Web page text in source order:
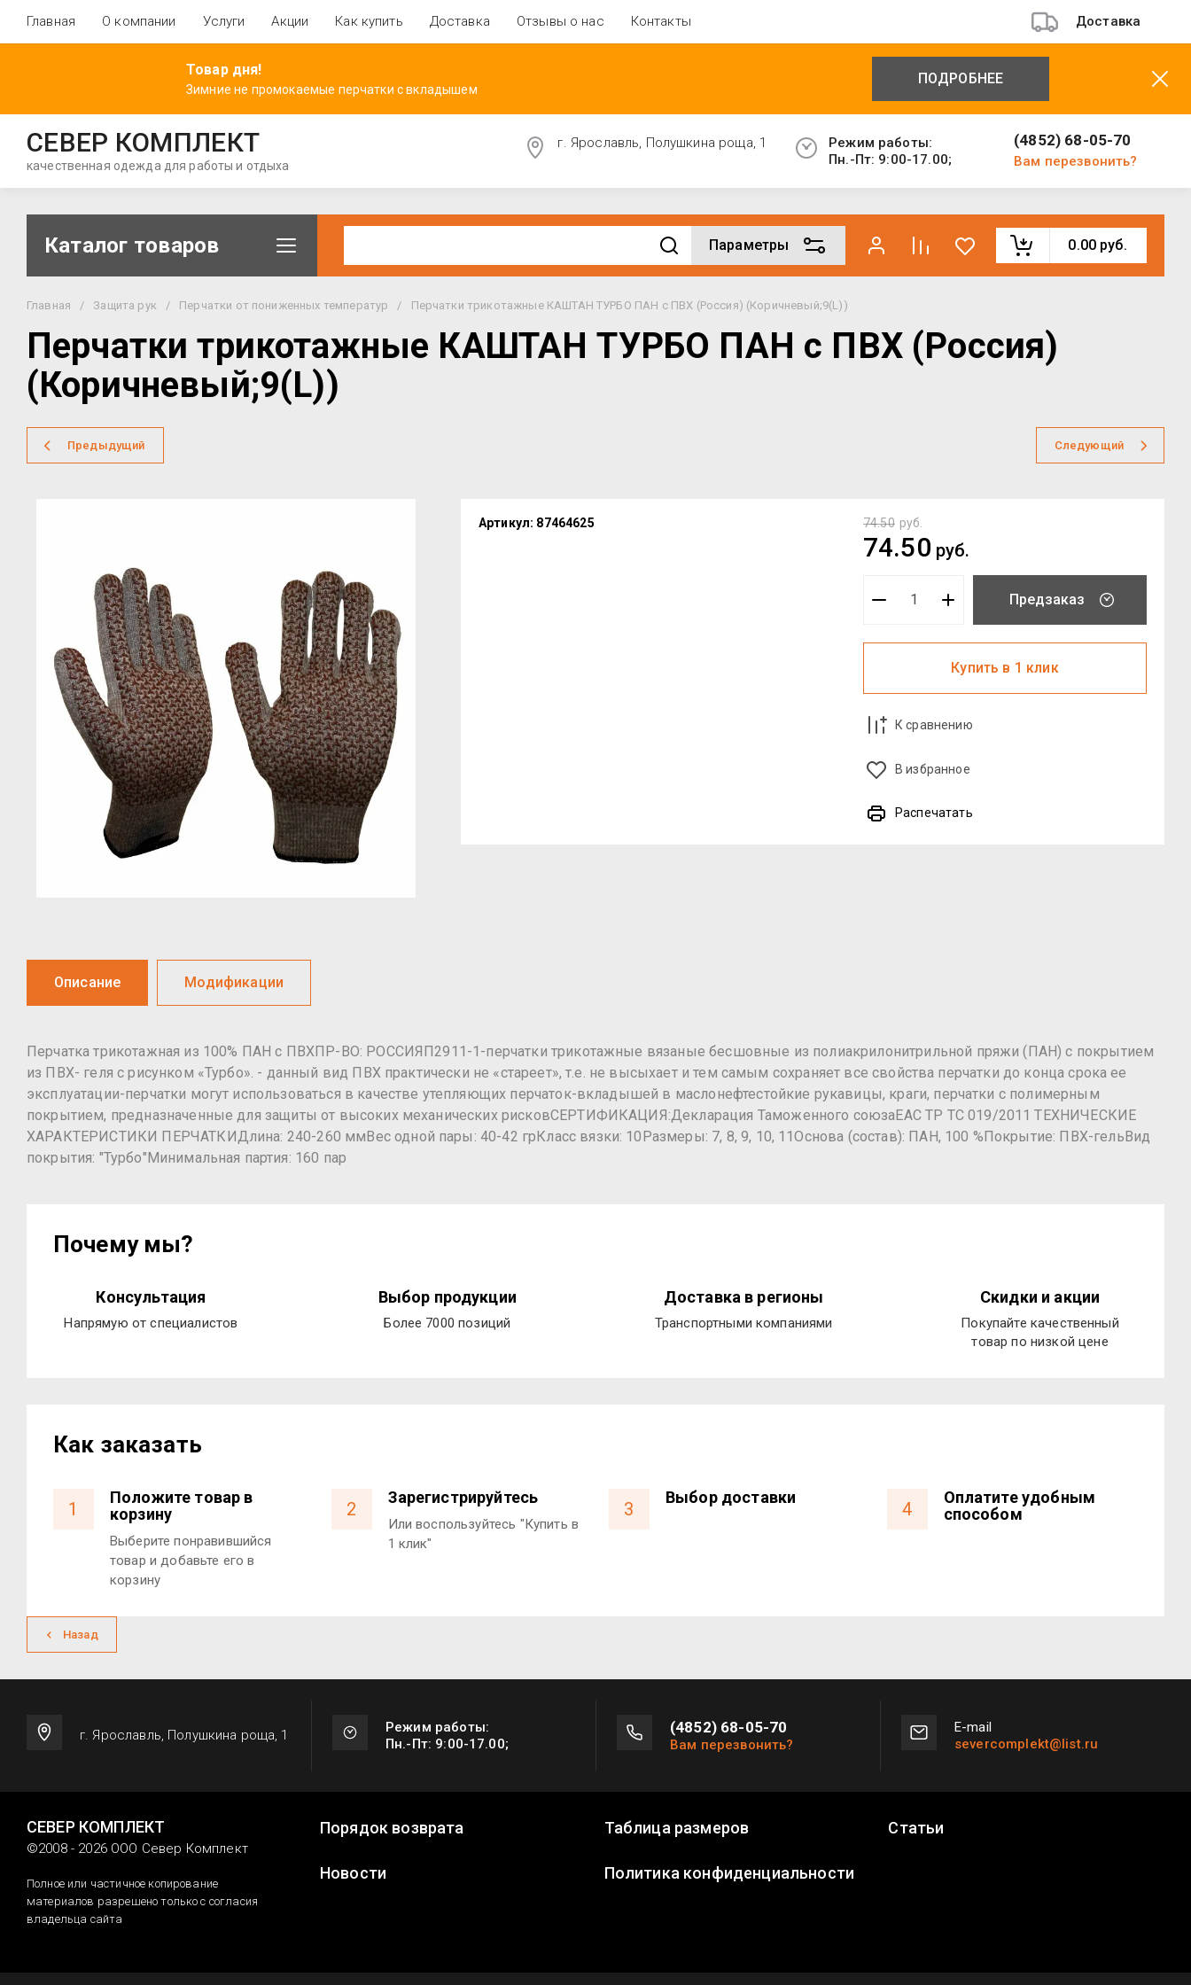
Главная О компании Услуги Акции Как купить Доставка Отзывы о нас Контакты Доставка
Товар дня!
Зимние не промокаемые перчатки с вкладышем
ПОДРОБНЕЕ
СЕВЕР КОМПЛЕКТ
качественная одежда для работы и отдыха
г. Ярославль, Полушкина роща, 1
Режим работы:
Пн.-Пт: 9:00-17.00;
(4852) 68-05-70
Вам перезвонить?
Каталог товаров Параметры 0.00 руб.
Главная / Защита рук / Перчатки от пониженных температур / Перчатки трикотажные КАШТАН ТУРБО ПАН с ПВХ (Россия) (Коричневый;9(L))
Перчатки трикотажные КАШТАН ТУРБО ПАН с ПВХ (Россия)
(Коричневый;9(L))
Предыдущий Следующий
Артикул: 87464625 74.50 руб.
74.50 руб.
Предзаказ
Купить в 1 клик
К сравнению
В избранное
Распечатать
Описание Модификации
Перчатка трикотажная из 100% ПАН с ПВХПР-ВО: РОССИЯП2911-1-перчатки трикотажные вязаные бесшовные из полиакрилонитрильной пряжи (ПАН) с покрытием
из ПВХ- геля с рисунком «Турбо». - данный вид ПВХ практически не «стареет», т.е. не высыхает и тем самым сохраняет все свойства перчатки до конца срока ее
эксплуатации-перчатки могут использоваться в качестве утепляющих перчаток-вкладышей в маслонефтестойкие рукавицы, краги, перчатки с полимерным
покрытием, предназначенные для защиты от высоких механических рисковСЕРТИФИКАЦИЯ:Декларация Таможенного союзаЕАС ТР ТС 019/2011 ТЕХНИЧЕСКИЕ
ХАРАКТЕРИСТИКИ ПЕРЧАТКИДлина: 240-260 ммВес одной пары: 40-42 грКласс вязки: 10Размеры: 7, 8, 9, 10, 11Основа (состав): ПАН, 100 %Покрытие: ПВХ-гельВид
покрытия: "Турбо"Минимальная партия: 160 пар
Почему мы?
Консультация
Напрямую от специалистов
Выбор продукции
Более 7000 позиций
Доставка в регионы
Транспортными компаниями
Скидки и акции
Покупайте качественный
товар по низкой цене
Как заказать
1
Положите товар в
корзину
Выберите понравившийся
товар и добавьте его в
корзину
2
Зарегистрируйтесь
Или воспользуйтесь "Купить в
1 клик"
3
Выбор доставки
4
Оплатите удобным
способом
Назад
г. Ярославль, Полушкина роща, 1
Режим работы:
Пн.-Пт: 9:00-17.00;
(4852) 68-05-70
Вам перезвонить?
Е-mail
severcomplekt@list.ru
СЕВЕР КОМПЛЕКТ
©2008 - 2026 ООО Север Комплект
Полное или частичное копирование
материалов разрешено только с согласия
владельца сайта
Порядок возврата Таблица размеров Статьи
Новости Политика конфиденциальности